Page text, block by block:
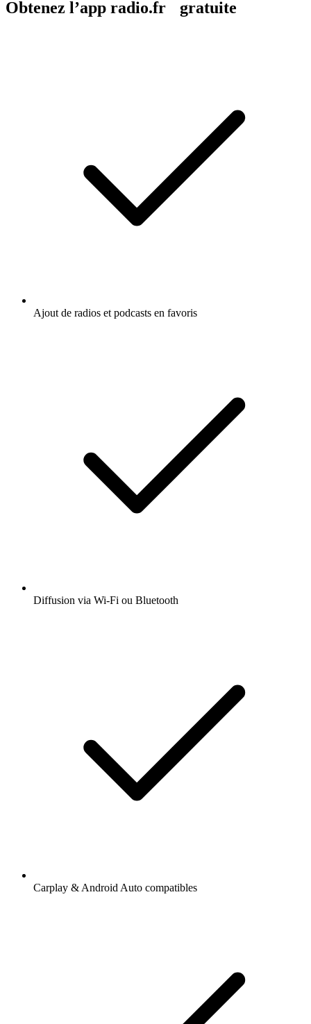
Obtenez l’app radio.fr gratuite
Ajout de radios et podcasts en favoris
Diffusion via Wi-Fi ou Bluetooth
Carplay & Android Auto compatibles